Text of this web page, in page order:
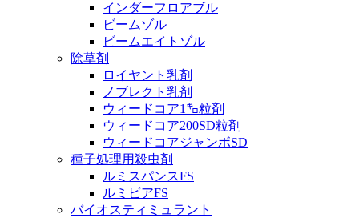
インダーフロアブル
ビームゾル
ビームエイトゾル
除草剤
ロイヤント乳剤
ノブレクト乳剤
ウィードコア1㌔粒剤
ウィードコア200SD粒剤
ウィードコアジャンボSD
種子処理用殺虫剤
ルミスパンスFS
ルミビアFS
バイオスティミュラント